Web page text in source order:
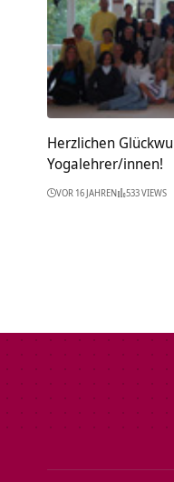
Herzlichen
Yogalehrer/innen!
VOR 16 JAHREN 533 VIEWS